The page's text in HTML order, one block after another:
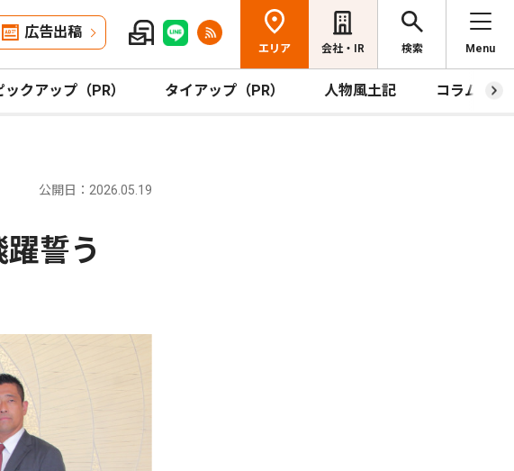
広告出稿
エリア 会社・IR 検索 Menu
ックアップ（PR） タイアップ（PR） 人物風土記 コラム
公開日：2026.05.19
躍誓う